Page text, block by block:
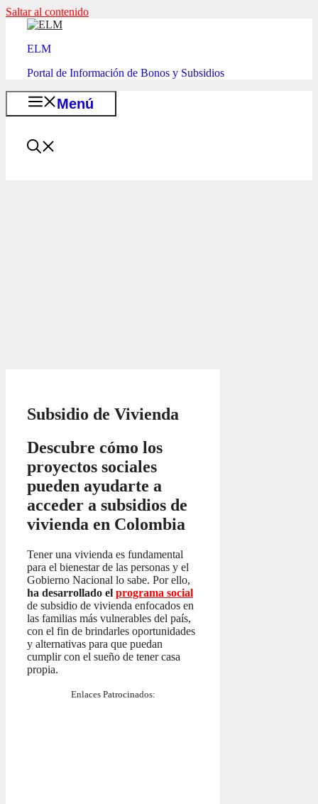
Saltar al contenido
ELM
Portal de Información de Bonos y Subsidios
Menú
Subsidio de Vivienda
Descubre cómo los
proyectos sociales
pueden ayudarte a
acceder a subsidios de
vivienda en Colombia
Tener una vivienda es fundamental
para el bienestar de las personas y el
Gobierno Nacional lo sabe. Por ello,
ha desarrollado el programa social
de subsidio de vivienda enfocados en
las familias más vulnerables del país,
con el fin de brindarles oportunidades
y alternativas para que puedan
cumplir con el sueño de tener casa
propia.
Enlaces Patrocinados: